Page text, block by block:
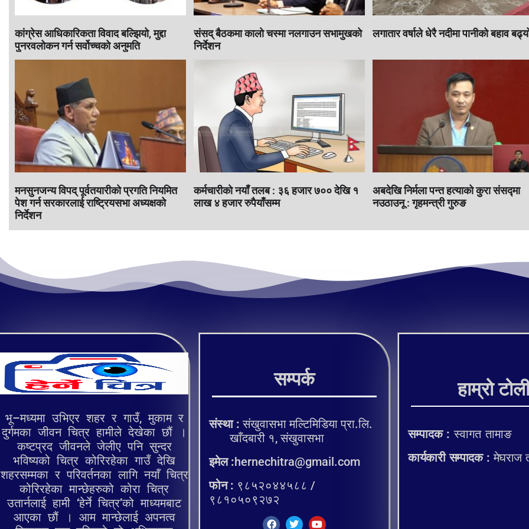
कांग्रेस आधिकारिकता विवाद बल्झियो, मुद्दा
पुनरवलोकन गर्न सर्वोच्चको अनुमति
संसद् बैठकमा कालाे चस्मा नलगाउन सभामुखकाे
निर्देशन
लगातार वर्षाले धेरै नदीमा पानीको बहाव
मनसुनजन्य विपद् पूर्वतयारीको प्रगति नियमित
पेश गर्न सरकारलाई राष्ट्रियसभा अध्यक्षको
निर्देशन
कर्मचारीकाे नयाँ तलब : ३६ हजार ७०० देखि १
लाख ४ हजार रुपैयाँसम्म
अबदेखि निर्मला पन्त हत्याको कुरा संसद्‍मा
नउठाउनू : गृहमन्त्री गुरुङ
भू–मध्यमा उभिएर शहर र गाउँ, मुकाम र
दुर्गमका जीवन चित्र हामीले देखेका छौं ।
कष्टप्रद जीवनले जेलीए पनि सुन्दर
भविष्यको चित्र कोरिरहेका गाउँ देखि
शहरसम्मका र परिवर्तनका लागि नयाँ चित्र
कोरिरहेका मान्छेहरुको कोरा चित्र
उतार्नलाई हामी ‘हेर्ने चित्र’को माध्यमबाट
आएका छौं । आम मान्छेलाई अपनत्व
सम्पर्क
संस्था : संखुवासभा मल्टिमिडिया प्रा.लि.
खाँदबारी १, संखुवासभा
इमेल :hernechitra@gmail.com
फोन : ९८५२०४४५८८ /
९८१०५०९२७२
हाम्रो टोली
सम्पादक :स्वागत तामाङ
कार्यकारी सम्पादक :मेघराज